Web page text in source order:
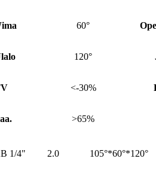
60°
120°
<-30%
>65%
1/4" 2.0 105°*60°*120°